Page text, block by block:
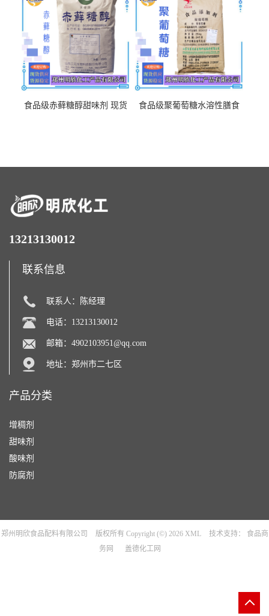
食品级赤藓糖醇甜味剂 现货
食品级聚葡萄糖水溶性膳食
13213130012
联系信息
联系人：陈经理
电话：13213130012
邮箱： 4902103951@qq.com
地址：郑州市二七区
产品分类
增稠剂
甜味剂
酸味剂
防腐剂
郑州明欣食品配料有限公司 版权所有 Copyright (©) 2026 XML 技术支持：
食品商
务网
盖德化工网